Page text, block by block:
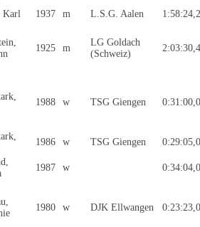
Karl 1937 m L.S.G. Aalen
1925 m
LG Goldach
(Schweiz)
1988 w TSG Giengen
1986 w TSG Giengen
1987 w
1980 w DJK Ellwangen